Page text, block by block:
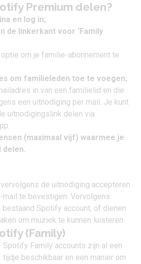
Premium delen?
en log in;
de linkerkant voor ‘Family
om je familie-abonnement te
om familieleden toe te voegen;
in van een familielid en die
een uitnodiging per mail. Je kunt
uitnodigingslink delen via
(maximaal vijf) waarmee je
delen.
de uitnodiging accepteren
te bevestigen. Vervolgens
Spotify account, of dienen
om muziek te kunnen luisteren.
(Family)
Spotify Family accounts zijn al een
tijdje beschikbaar en een manier om